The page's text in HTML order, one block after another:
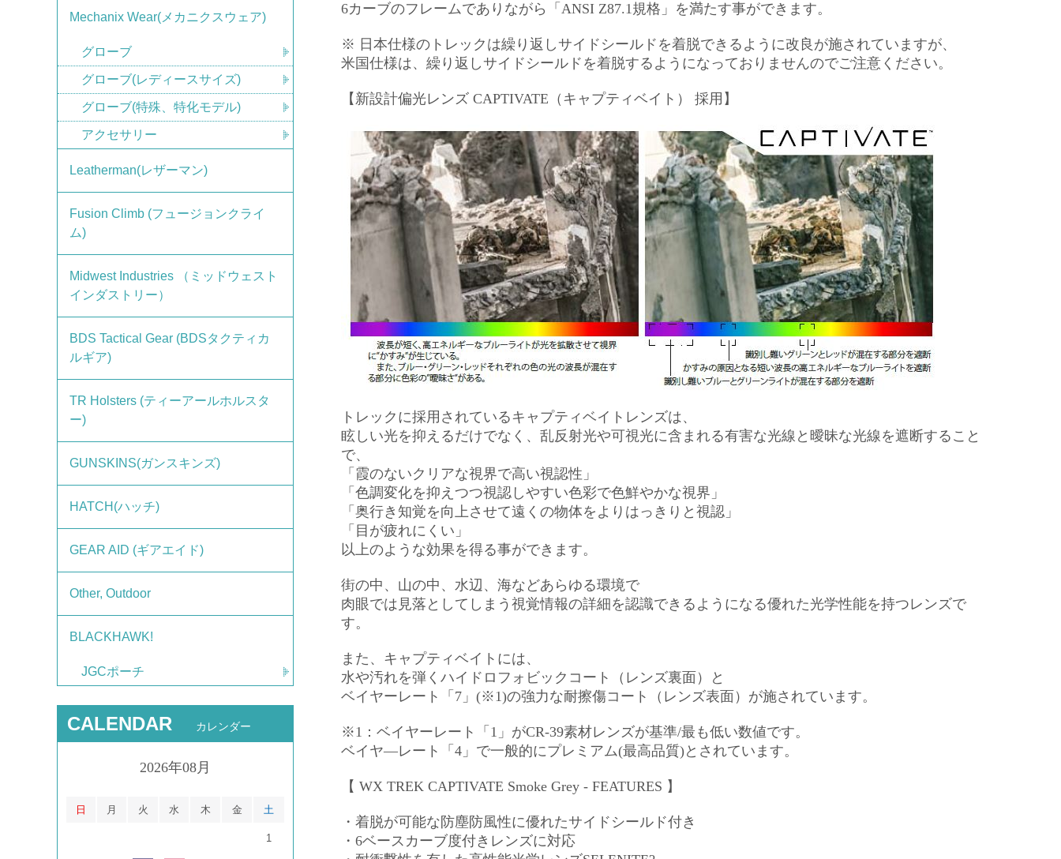
6カーブのフレームでありながら「ANSI Z87.1規格」を満たす事ができます。
※ 日本仕様のトレックは繰り返しサイドシールドを着脱できるように改良が施されていますが、
米国仕様は、繰り返しサイドシールドを着脱するようになっておりませんのでご注意ください。
【新設計偏光レンズ CAPTIVATE（キャプティベイト） 採用】
トレックに採用されているキャプティベイトレンズは、
眩しい光を抑えるだけでなく、乱反射光や可視光に含まれる有害な光線と曖昧な光線を遮断すること
で、
「霞のないクリアな視界で高い視認性」
「色調変化を抑えつつ視認しやすい色彩で色鮮やかな視界」
「奥行き知覚を向上させて遠くの物体をよりはっきりと視認」
「目が疲れにくい」
以上のような効果を得る事ができます。
街の中、山の中、水辺、海などあらゆる環境で
肉眼では見落としてしまう視覚情報の詳細を認識できるようになる優れた光学性能を持つレンズで
す。
また、キャプティベイトには、
水や汚れを弾くハイドロフォビックコート（レンズ裏面）と
ベイヤーレート「7」(※1)の強力な耐擦傷コート（レンズ表面）が施されています。
※1：ベイヤーレート「1」がCR-39素材レンズが基準/最も低い数値です。
ベイヤ―レート「4」で一般的にプレミアム(最高品質)とされています。
【 WX TREK CAPTIVATE Smoke Grey - FEATURES 】
・着脱が可能な防塵防風性に優れたサイドシールド付き
・6ベースカーブ度付きレンズに対応
Mechanix Wear(メカニクスウェア)
グローブ
グローブ(レディースサイズ)
グローブ(特殊、特化モデル)
アクセサリー
Leatherman(レザーマン)
Fusion Climb (フュージョンクライ
ム)
Midwest Industries （ミッドウェスト
インダストリー）
BDS Tactical Gear (BDSタクティカ
ルギア)
TR Holsters (ティーアールホルスタ
ー)
GUNSKINS(ガンスキンズ)
HATCH(ハッチ)
GEAR AID (ギアエイド)
Other, Outdoor
BLACKHAWK!
JGCポーチ
CALENDAR カレンダー
2026年08月
日 月 火 水 木 金 土
1